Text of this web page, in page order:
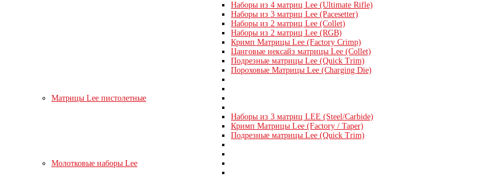
Наборы из 4 матриц Lee (Ultimate Rifle)
Наборы из 3 матриц Lee (Pacesetter)
Наборы из 2 матриц Lee (Collet)
Наборы из 2 матриц Lee (RGB)
Кримп Матрицы Lee (Factory Crimp)
Цанговые нексайз матрицы Lee (Collet)
Подрезные матрицы Lee (Quick Trim)
Пороховые Матрицы Lee (Charging Die)
Матрицы Lee пистолетные
Наборы из 3 матриц LEE (Steel/Carbide)
Кримп Матрицы Lee (Factory / Taper)
Подрезные матрицы Lee (Quick Trim)
Молотковые наборы Lee